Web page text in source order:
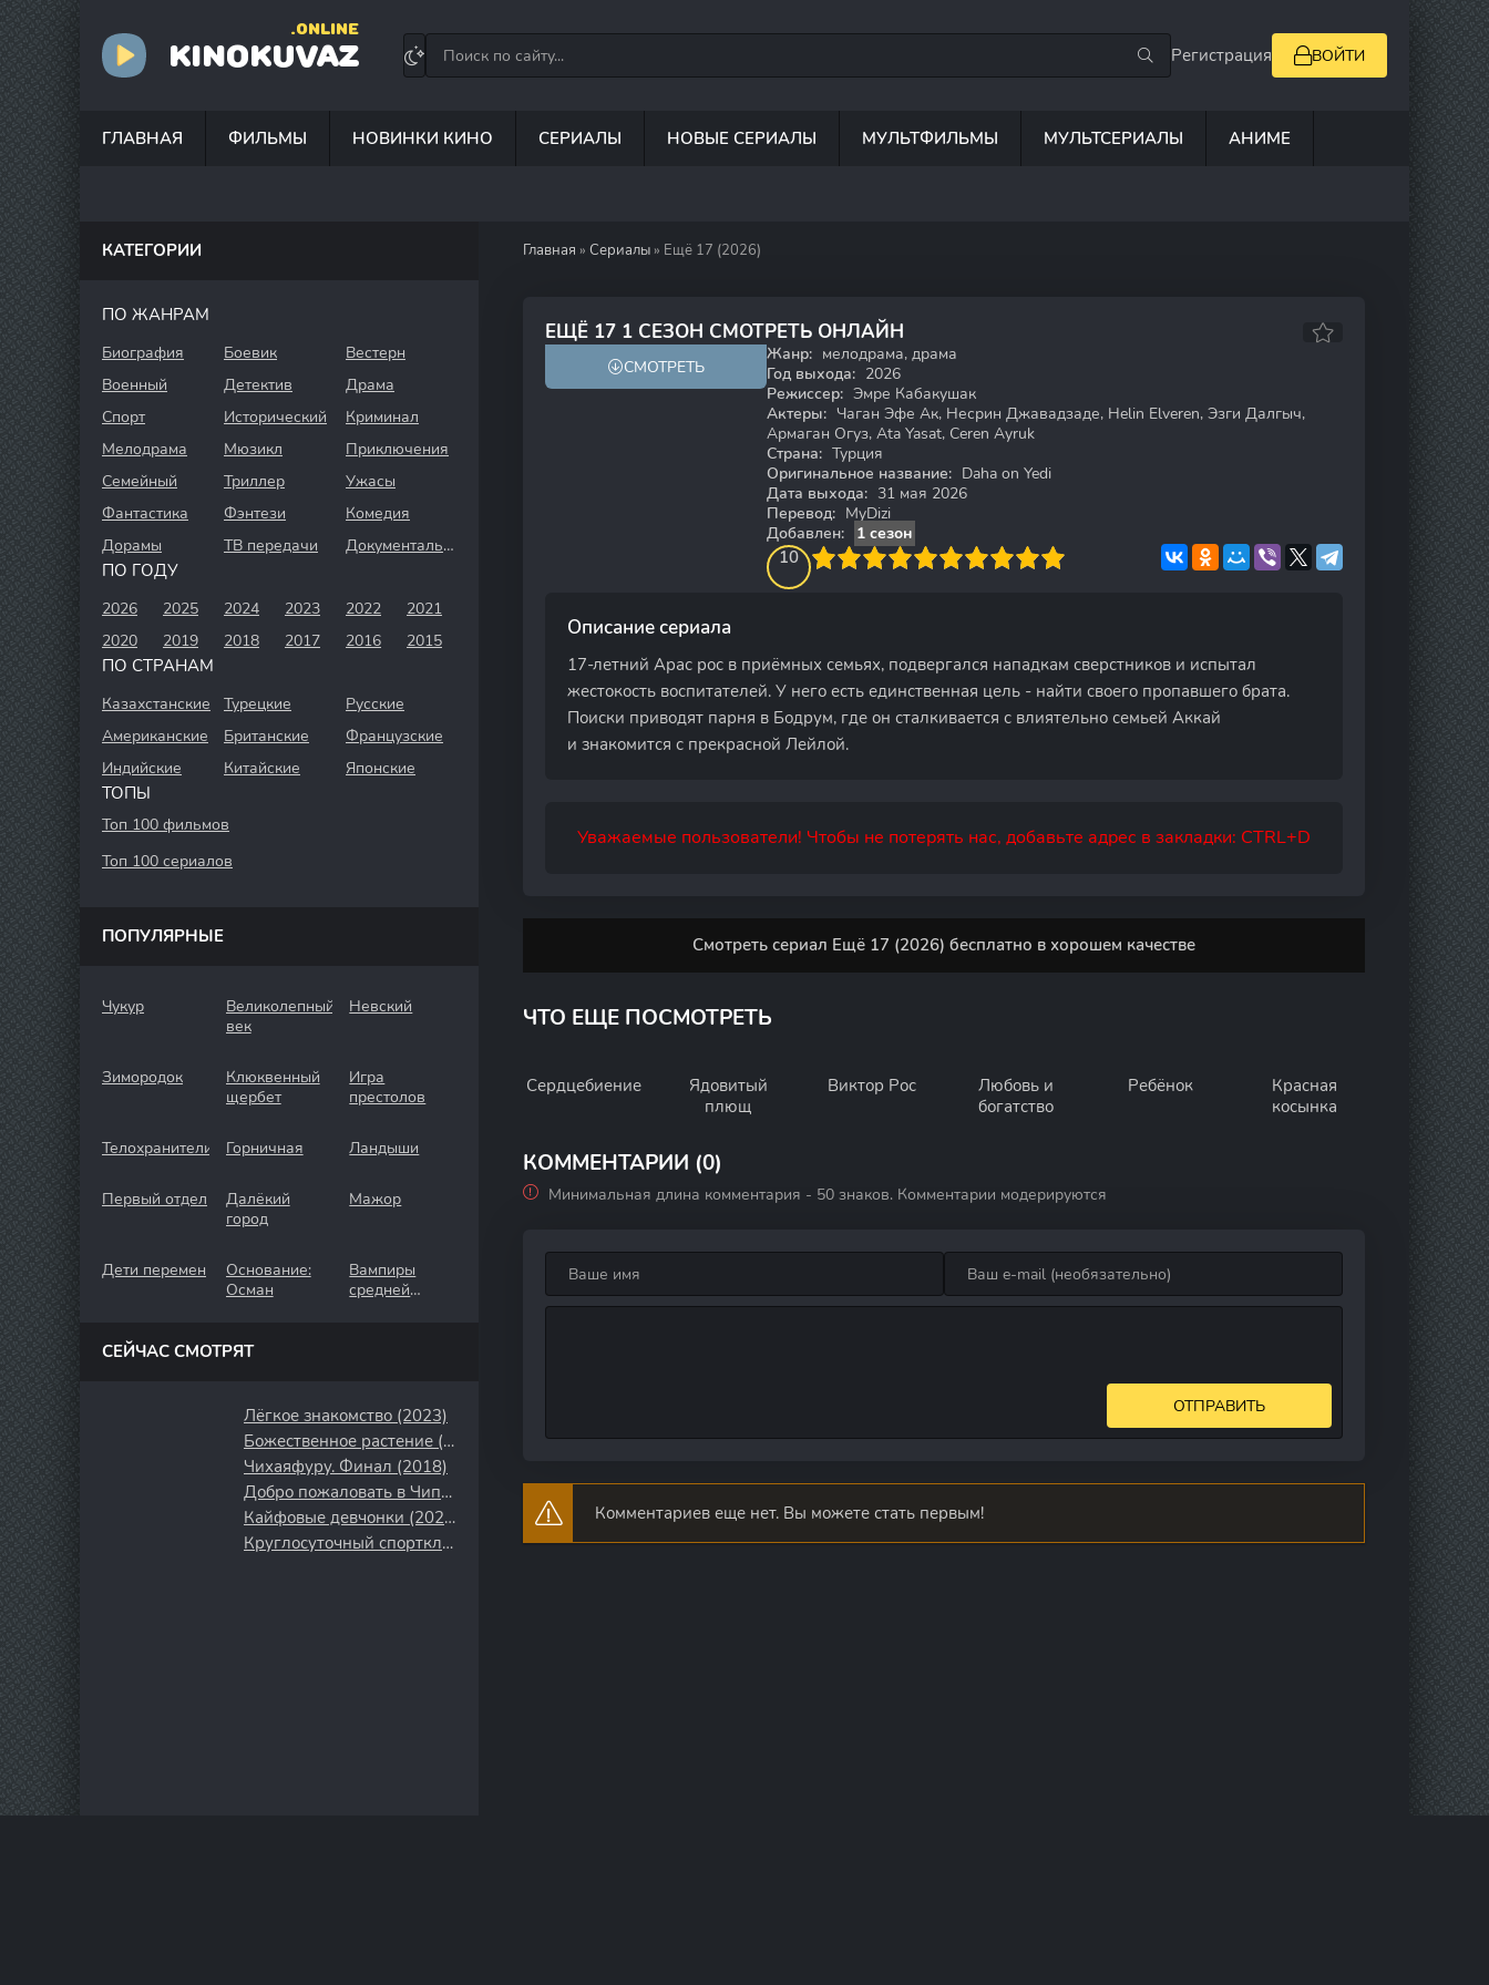
KINOKUVAZ
.ONLINE
Регистрация ВОЙТИ
ГЛАВНАЯ ФИЛЬМЫ НОВИНКИ КИНО СЕРИАЛЫ НОВЫЕ СЕРИАЛЫ МУЛЬТФИЛЬМЫ МУЛЬТСЕРИАЛЫ АНИМЕ
Главная » Сериалы » Ещё 17 (2026)
ЕЩЁ 17 1 СЕЗОН СМОТРЕТЬ ОНЛАЙН
СМОТРЕТЬ
Жанр: мелодрама, драма
Год выхода: 2026
Режиссер: Эмре Кабакушак
Актеры: Чаган Эфе Ак, Несрин Джавадзаде, Helin Elveren, Эзги Далгыч,
Армаган Огуз, Ata Yasat, Ceren Ayruk
Страна: Турция
Оригинальное название: Daha on Yedi
Дата выхода: 31 мая 2026
Перевод: MyDizi
Добавлен:
1 сезон
10
4 5 6 7 8 9 10
Описание сериала
17-летний Арас рос в приёмных семьях, подвергался нападкам сверстников и испытал
жестокость воспитателей. У него есть единственная цель - найти своего пропавшего брата.
Поиски приводят парня в Бодрум, где он сталкивается с влиятельно семьей Аккай
и знакомится с прекрасной Лейлой.
Уважаемые пользователи! Чтобы не потерять нас, добавьте адрес в закладки: CTRL+D
Смотреть сериал Ещё 17 (2026) бесплатно в хорошем качестве
ЧТО ЕЩЕ ПОСМОТРЕТЬ
Сердцебиение
Ядовитый
плющ
Виктор Рос
Любовь и
богатство
Ребёнок
Красная
косынка
КОММЕНТАРИИ (0)
Минимальная длина комментария - 50 знаков. Комментарии модерируются
ОТПРАВИТЬ
Комментариев еще нет. Вы можете стать первым!
КАТЕГОРИИ
ПО ЖАНРАМ
Биография Боевик
Вестерн
Военный
Детектив
Драма
Спорт
Исторический
Криминал
Мелодрама
Мюзикл
Приключения
Семейный
Триллер
Ужасы
Фантастика
Фэнтези
Комедия
Дорамы
ТВ передачи Документальный
ПО ГОДУ
2026 2025 2024 2023 2022
2021
2020
2019 2018 2017 2016 2015
ПО СТРАНАМ
Казахстанские Турецкие
Русские
Американские
Британские
Французские
Индийские
Китайские Японские
ТОПЫ
Топ 100 фильмов
Топ 100 сериалов
ПОПУЛЯРНЫЕ
Чукур
Великолепный
век
Невский
Зимородок
Клюквенный
щербет
Игра
престолов
Телохранители Горничная Ландыши
Первый отдел
Далёкий
город
Мажор
Дети перемен
Основание:
Осман
Вампиры
средней
СЕЙЧАС СМОТРЯТ
Лёгкое знакомство (2023)
Божественное растение (2018)
Чихаяфуру. Финал (2018)
Добро пожаловать в Чиппендейлс (2022)
Кайфовые девчонки (2023)
Круглосуточный спортклуб (2025)